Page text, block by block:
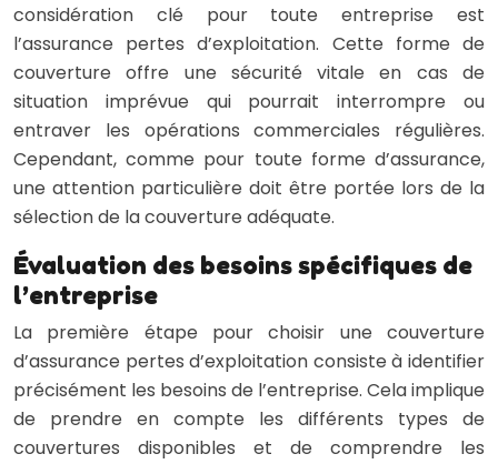
considération clé pour toute entreprise est
l’assurance pertes d’exploitation. Cette forme de
couverture offre une sécurité vitale en cas de
situation imprévue qui pourrait interrompre ou
entraver les opérations commerciales régulières.
Cependant, comme pour toute forme d’assurance,
une attention particulière doit être portée lors de la
sélection de la couverture adéquate.
Évaluation des besoins spécifiques de
l’entreprise
La première étape pour choisir une couverture
d’assurance pertes d’exploitation consiste à identifier
précisément les besoins de l’entreprise. Cela implique
de prendre en compte les différents types de
couvertures disponibles et de comprendre les